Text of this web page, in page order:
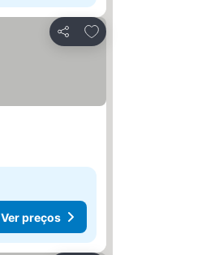
Partilhar
Adicionar aos favoritos
Ver preços